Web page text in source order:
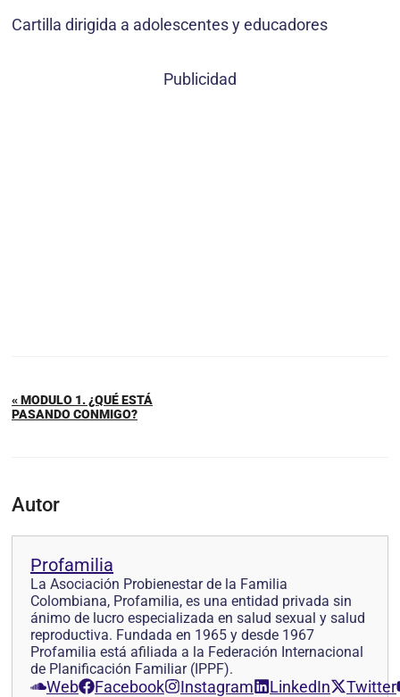
Cartilla dirigida a adolescentes y educadores
Publicidad
« MODULO 1. ¿QUÉ ESTÁ
PASANDO CONMIGO?
Autor
Profamilia
La Asociación Probienestar de la Familia
Colombiana, Profamilia, es una entidad privada sin
ánimo de lucro especializada en salud sexual y salud
reproductiva. Fundada en 1965 y desde 1967
Profamilia está afiliada a la Federación Internacional
de Planificación Familiar (IPPF).
Web Facebook Instagram LinkedIn Twitter